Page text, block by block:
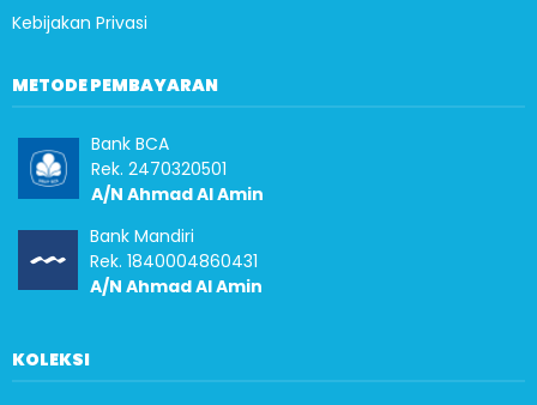
Kebijakan Privasi
METODE PEMBAYARAN
Bank BCA
Rek. 2470320501
A/N Ahmad Al Amin
Bank Mandiri
Rek. 1840004860431
A/N Ahmad Al Amin
KOLEKSI